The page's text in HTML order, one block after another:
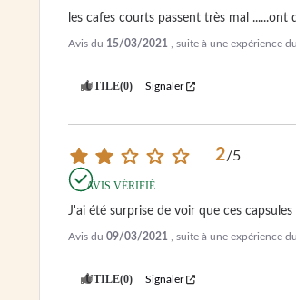
les cafes courts passent très mal
Avis du 15/03/2021 , suite à une expérience du
UTILE(0) Signaler
2/5
AVIS VÉRIFIÉ
J'ai été surprise de voir que ces
Avis du 09/03/2021 , suite à une expérience du
UTILE(0) Signaler